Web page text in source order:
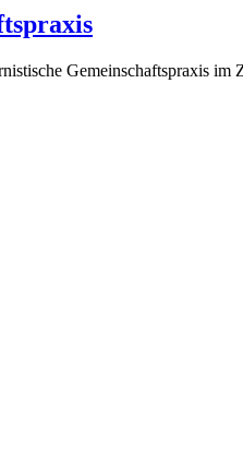
Gemeinschaftspraxis im